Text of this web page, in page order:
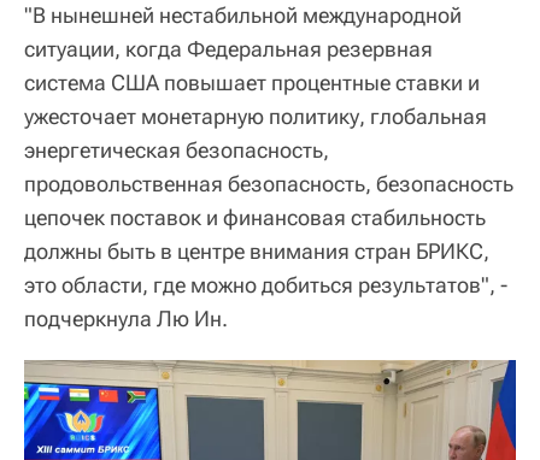
"В нынешней нестабильной международной
ситуации, когда Федеральная резервная
система США повышает процентные ставки и
ужесточает монетарную политику, глобальная
энергетическая безопасность,
продовольственная безопасность, безопасность
цепочек поставок и финансовая стабильность
должны быть в центре внимания стран БРИКС,
это области, где можно добиться результатов", -
подчеркнула Лю Ин.